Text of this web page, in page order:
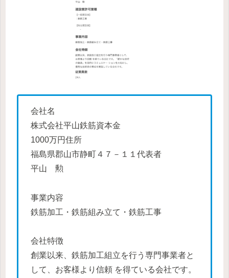
会社名
株式会社平山鉄筋資本金
1000万円住所
福島県郡山市静町４７－１１代表者
平山 勲
事業内容
鉄筋加工・鉄筋組み立て・鉄筋工事
会社特徴
創業以来、鉄筋加工組立を行う専門事業者と
して、お客様より信頼 を得ている会社です。